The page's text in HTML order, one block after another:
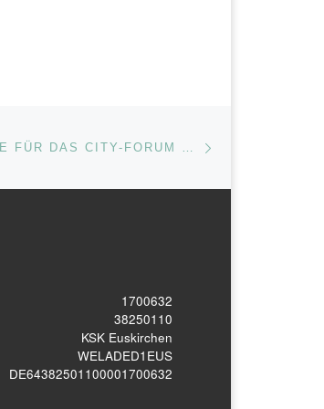
KRÄFTIGE FINANZSPRITZE FÜR DAS CITY-FORUM – KSTA
1700632
38250110
KSK Euskirchen
WELADED1EUS
DE64382501100001700632